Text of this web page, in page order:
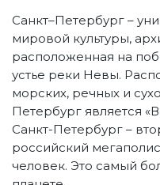
Санкт–Петербург –
мировой культуры,
расположенная на
устье реки Невы.
морских, речных и
Петербург является
Санкт-Петербург –
российский
человек. Это самый